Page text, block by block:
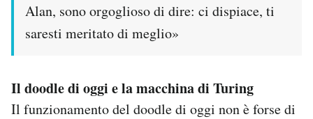
Alan, sono orgoglioso di dire: ci dispiace, ti
saresti meritato di meglio»
Il doodle di oggi e la macchina di Turing
Il funzionamento del doodle di oggi non è forse di